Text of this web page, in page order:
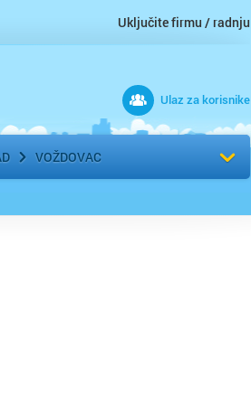
Uključite firmu / radnju
Ulaz za korisnike
VOŽDOVAC